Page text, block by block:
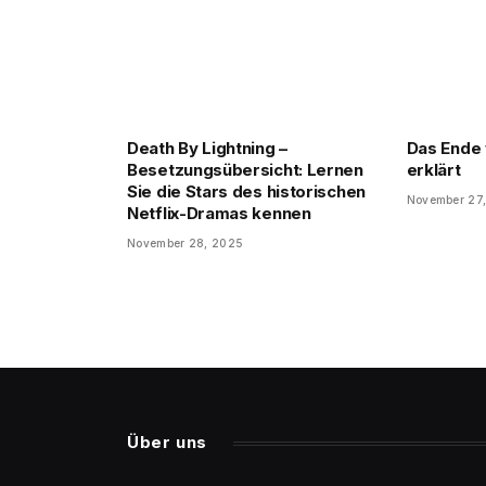
Death By Lightning –
Besetzungsübersicht: Lernen
Sie die Stars des historischen
Netflix-Dramas kennen
November 28, 2025
Das
erklärt
November
Über uns